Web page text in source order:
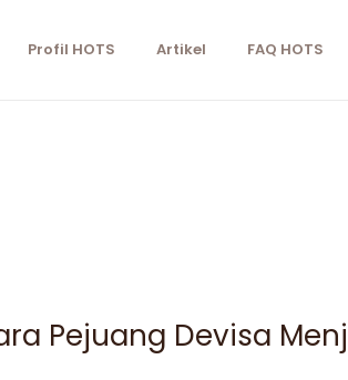
Profil HOTS Artikel FAQ HOTS
Pejuang Devisa